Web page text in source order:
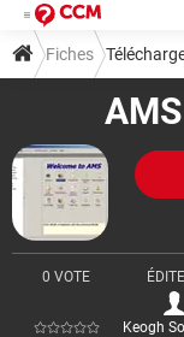
0 VOTE
Keogh
Fiches